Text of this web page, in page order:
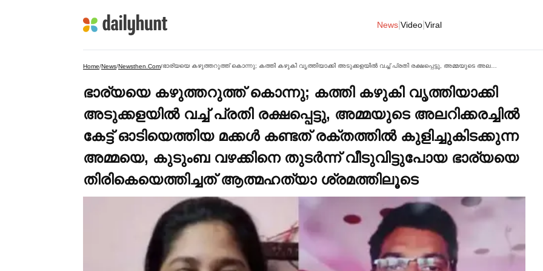
News Video Viral
Home/News/Newsthen.com/
ഭാര്യയെ കഴുത്തറുത്ത് കൊന്നു; കത്തി കഴുകി വൃത്തിയാക്കി
അടുക്കളയില്‍ വച്ച്‌ പ്രതി രക്ഷപ്പെട്ടു, അമ്മയുടെ അലറിക്കരച്ചില്‍
കേട്ട് ഓടിയെത്തിയ മക്കള്‍ കണ്ടത് രക്തത്തില്‍ കുളിച്ചുകിടക്കുന്ന
അമ്മയെ, കുടുംബ വഴക്കിനെ തുടര്‍ന്ന് വീടുവിട്ടുപോയ ഭാര്യയെ
തിരികെയെത്തിച്ചത് ആത്മഹത്യാ ശ്രമത്തിലൂടെ